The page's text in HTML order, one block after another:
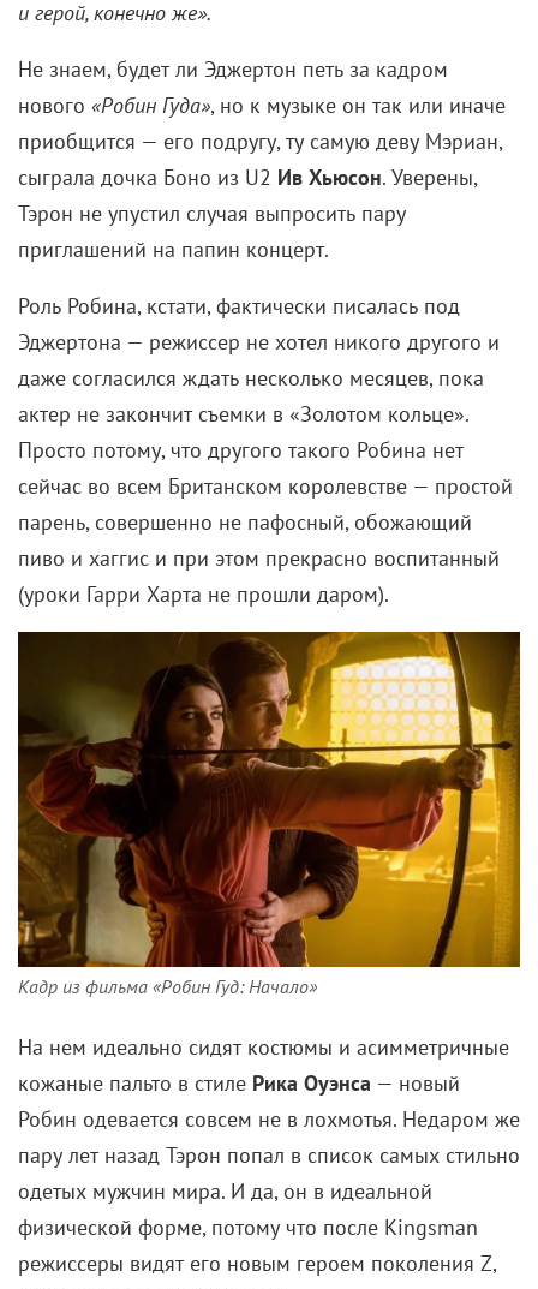
Не знаем, будет ли Эджертон петь за кадром
нового«Робин Гуда», но к музыке он так или иначе
приобщится — его подругу, ту самую деву Мэриан,
сыграла дочка Боно из U2 Ив Хьюсон. Уверены,
Тэрон не упустил случая выпросить пару
приглашений на папин концерт.
Роль Робина, кстати, фактически писалась под
Эджертона — режиссер не хотел никого другого и
даже согласился ждать несколько месяцев, пока
актер не закончит съемки в «Золотом кольце».
Просто потому, что другого такого Робина нет
сейчас во всем Британском королевстве — простой
парень, совершенно не пафосный, обожающий
пиво и хаггис и при этом прекрасно воспитанный
(уроки Гарри Харта не прошли даром).
Кадр из фильма «Робин Гуд: Начало»
На нем идеально сидят костюмы и асимметричные
кожаные пальто в стилеРика Оуэнса— новый
Робин одевается совсем не в лохмотья. Недаром же
пару лет назад Тэрон попал в список самых стильно
одетых мужчин мира. И да, он в идеальной
физической форме, потому что после Kingsman
режиссеры видят его новым героем поколения Z,
приходится соответствовать.